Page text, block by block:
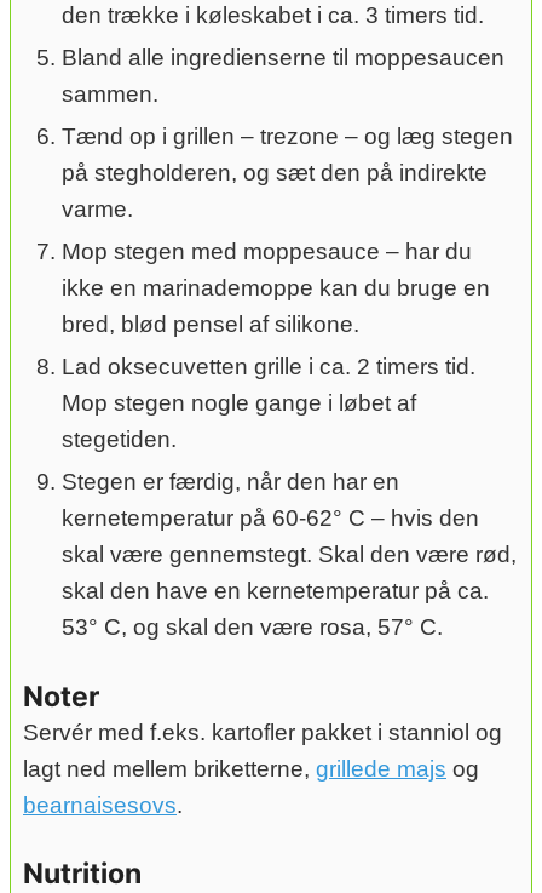
den trække i køleskabet i ca. 3 timers tid.
Bland alle ingredienserne til moppesaucen
sammen.
Tænd op i grillen – trezone – og læg stegen
på stegholderen, og sæt den på indirekte
varme.
Mop stegen med moppesauce – har du
ikke en marinademoppe kan du bruge en
bred, blød pensel af silikone.
Lad oksecuvetten grille i ca. 2 timers tid.
Mop stegen nogle gange i løbet af
stegetiden.
Stegen er færdig, når den har en
kernetemperatur på 60-62° C – hvis den
skal være gennemstegt. Skal den være rød,
skal den have en kernetemperatur på ca.
53° C, og skal den være rosa, 57° C.
Noter
Servér med f.eks. kartofler pakket i stanniol og
lagt ned mellem briketterne, grillede majs og
bearnaisesovs.
Nutrition